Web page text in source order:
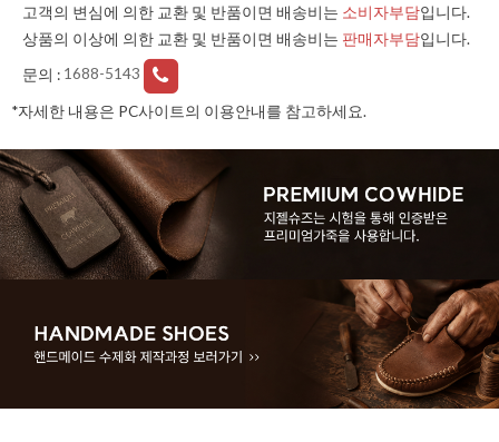
고객의 변심에 의한 교환 및 반품이면 배송비는 소비자부담입니다.
상품의 이상에 의한 교환 및 반품이면 배송비는 판매자부담입니다.
문의 : 1688-5143
*자세한 내용은 PC사이트의 이용안내를 참고하세요.